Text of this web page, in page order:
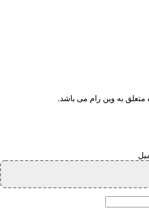
متعلق به وین رام می باشد.